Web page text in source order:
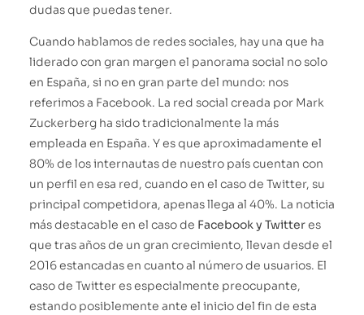
dudas que puedas tener.
Cuando hablamos de redes sociales, hay una que ha
liderado con gran margen el panorama social no solo
en España, si no en gran parte del mundo: nos
referimos a Facebook. La red social creada por Mark
Zuckerberg ha sido tradicionalmente la más
empleada en España. Y es que aproximadamente el
80% de los internautas de nuestro país cuentan con
un perfil en esa red, cuando en el caso de Twitter, su
principal competidora, apenas llega al 40%. La noticia
más destacable en el caso de Facebook y Twitteres
que tras años de un gran crecimiento, llevan desde el
2016 estancadas en cuanto al número de usuarios. El
caso de Twitter es especialmente preocupante,
estando posiblemente ante el inicio del fin de esta